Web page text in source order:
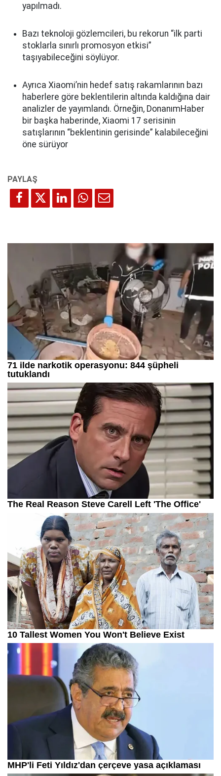
yapılmadı.
Bazı teknoloji gözlemcileri, bu rekorun “ilk parti
stoklarla sınırlı promosyon etkisi”
taşıyabileceğini söylüyor.
Ayrıca Xiaomi’nin hedef satış rakamlarının bazı
haberlere göre beklentilerin altında kaldığına dair
analizler de yayımlandı. Örneğin, DonanımHaber
bir başka haberinde, Xiaomi 17 serisinin
satışlarının “beklentinin gerisinde” kalabileceğini
öne sürüyor